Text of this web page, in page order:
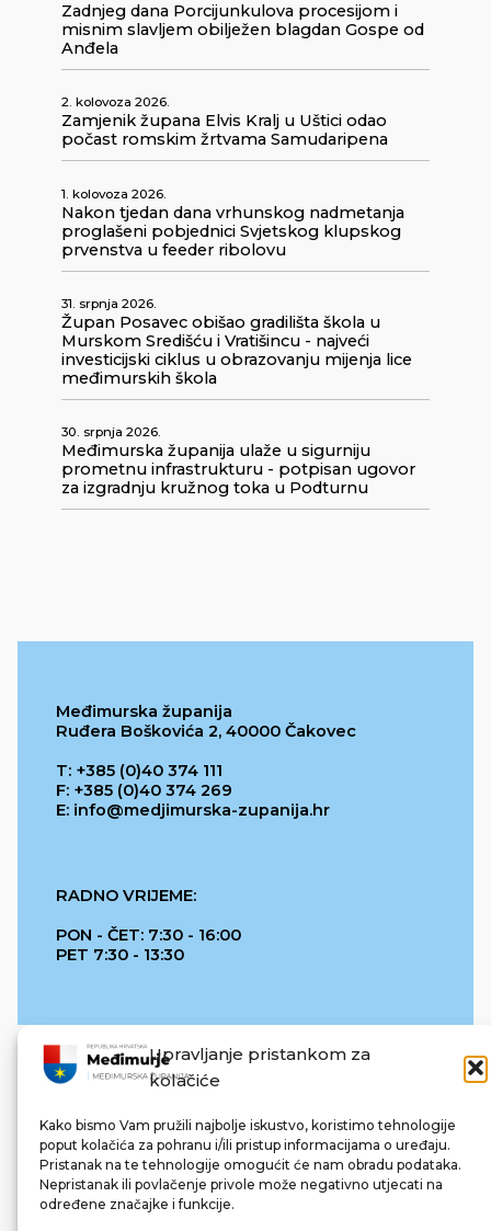
Upravljanje pristankom za
kolačiće
Kako bismo Vam pružili najbolje iskustvo, koristimo tehnologije
poput kolačića za pohranu i/ili pristup informacijama o uređaju.
Pristanak na te tehnologije omogućit će nam obradu podataka.
Nepristanak ili povlačenje privole može negativno utjecati na
određene značajke i funkcije.
Zadnjeg dana Porcijunkulova procesijom i
misnim slavljem obilježen blagdan Gospe od
Anđela
2. kolovoza 2026.
Zamjenik župana Elvis Kralj u Uštici odao
počast romskim žrtvama Samudaripena
1. kolovoza 2026.
Nakon tjedan dana vrhunskog nadmetanja
proglašeni pobjednici Svjetskog klupskog
prvenstva u feeder ribolovu
31. srpnja 2026.
Župan Posavec obišao gradilišta škola u
Murskom Središću i Vratišincu - najveći
investicijski ciklus u obrazovanju mijenja lice
međimurskih škola
30. srpnja 2026.
Međimurska županija ulaže u sigurniju
prometnu infrastrukturu - potpisan ugovor
za izgradnju kružnog toka u Podturnu
Međimurska županija
Ruđera Boškovića 2, 40000 Čakovec
T: +385 (0)40 374 111
F: +385 (0)40 374 269
E: info@medjimurska-zupanija.hr
RADNO VRIJEME:
PON - ČET: 7:30 - 16:00
PET 7:30 - 13:30
REPUBLIKA HRVATSKA